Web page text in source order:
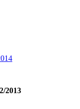
2013